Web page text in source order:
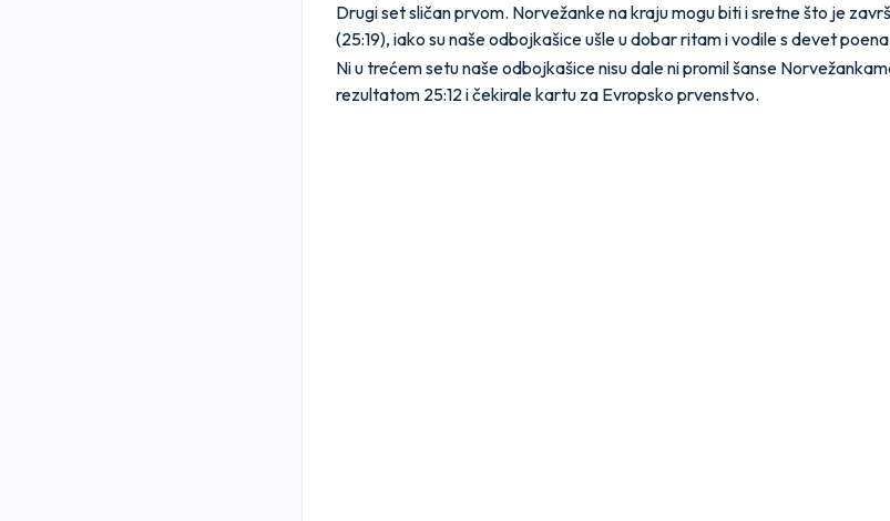
Drugi set sličan prvom. Norvežanke na kraju mogu biti i sretne što je
(25:19), iako su naše odbojkašice ušle u dobar ritam i vodile s devet
Ni u trećem setu naše odbojkašice nisu dale ni promil šanse
rezultatom 25:12 i čekirale kartu za Evropsko prvenstvo.